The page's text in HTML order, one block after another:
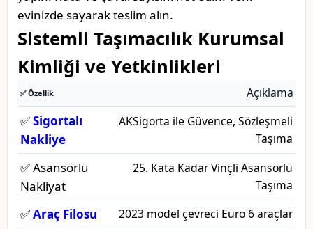
evinizde sayarak teslim alın.
Sistemli Taşımacılık Kurumsal
Kimliği ve Yetkinlikleri
✅ Özellik Açıklama
✅Sigortalı
Nakliye
AKSigorta ile Güvence, Sözleşmeli
Taşıma
✅ Asansörlü
Nakliyat
25. Kata Kadar Vinçli Asansörlü
Taşıma
✅Araç Filosu 2023 model çevreci Euro 6 araçlar